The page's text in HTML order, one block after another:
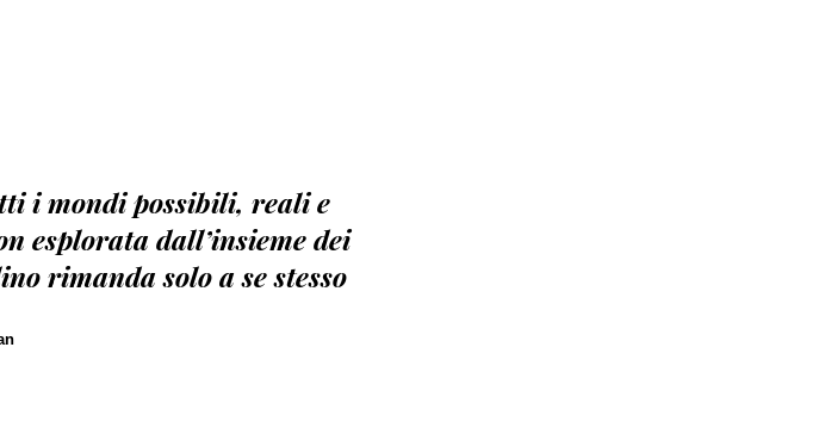
i mondi possibili, reali e
esplorata dall’insieme dei
rimanda solo a se stesso